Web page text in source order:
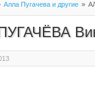
Алла Пугачева и другие »